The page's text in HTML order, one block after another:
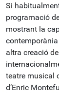
Si
programació
mostrant la
altra creació de
teatre musical
d’Enric